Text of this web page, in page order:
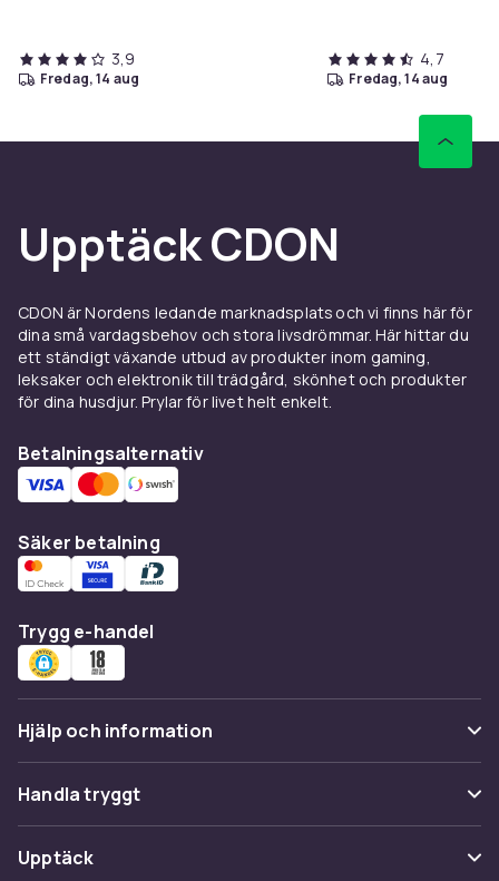
3,9
fredag, 14 aug
4,7
fredag, 14 aug
Upptäck CDON
CDON är Nordens ledande marknadsplats och vi finns här för
dina små vardagsbehov och stora livsdrömmar. Här hittar du
ett ständigt växande utbud av produkter inom gaming,
leksaker och elektronik till trädgård, skönhet och produkter
för dina husdjur. Prylar för livet helt enkelt.
Betalningsalternativ
Säker betalning
Trygg e-handel
Hjälp och information
Vanliga frågor
Spåra paket
Ångra & Returnera här
Handla tryggt
Betalning
Upptäck